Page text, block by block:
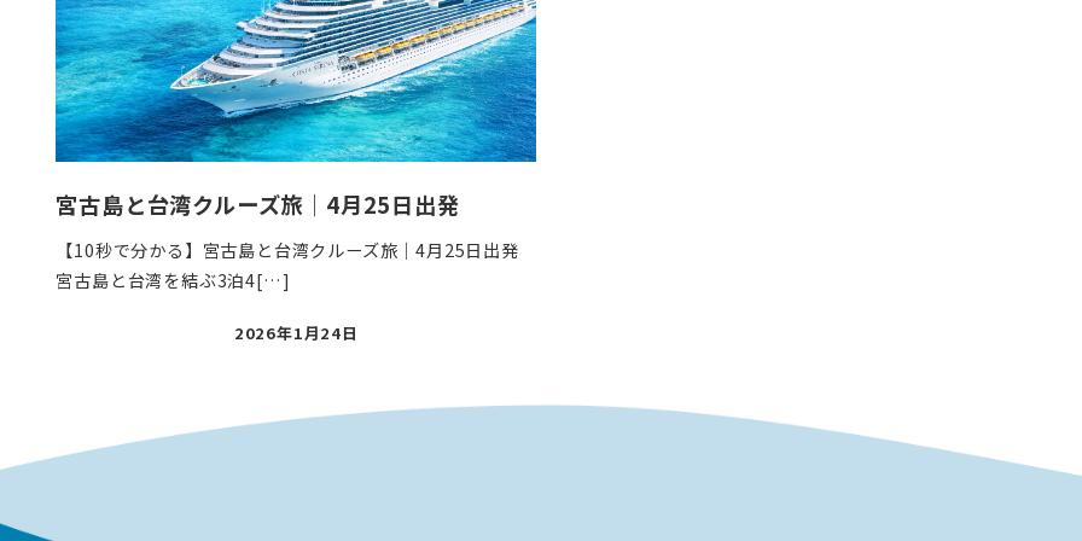
宮古島と台湾クルーズ旅｜4月25日出発
【10秒で分かる】宮古島と台湾クルーズ旅｜4月25日出発
宮古島と台湾を結ぶ3泊4[…]
投
2026年1月24日